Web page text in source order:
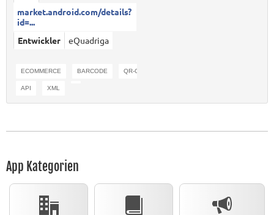
market.android.com/details?
id=...
Entwickler
eQuadriga
ECOMMERCE BARCODE QR-CODE
API XML
App Kategorien